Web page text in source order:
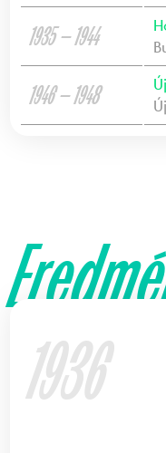
1935 — 1944
1946 — 1948
1936